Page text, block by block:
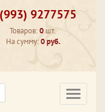
9277575
Товаров:0 шт.
На сумму:0 руб.